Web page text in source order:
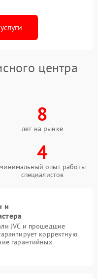
центра
8
лет на рынке
4
минимальный опыт работы
специалистов
и
JVC и прошедшие
корректную
гарантийных